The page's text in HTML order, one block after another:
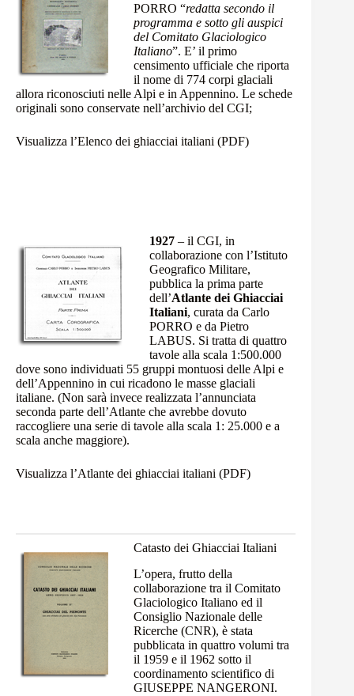
PORRO “redatta secondo il
programma e sotto gli auspici
del Comitato Glaciologico
Italiano”. E’ il primo
censimento ufficiale che riporta
il nome di 774 corpi glaciali
allora riconosciuti nelle Alpi e in Appennino. Le schede
originali sono conservate nell’archivio del CGI;
Visualizza l’Elenco dei ghiacciai italiani (PDF)
1927 – il CGI, in
collaborazione con l’Istituto
Geografico Militare,
pubblica la prima parte
dell’Atlante dei Ghiacciai
Italiani, curata da Carlo
PORRO e da Pietro
LABUS. Si tratta di quattro
tavole alla scala 1:500.000
dove sono individuati 55 gruppi montuosi delle Alpi e
dell’Appennino in cui ricadono le masse glaciali
italiane. (Non sarà invece realizzata l’annunciata
seconda parte dell’Atlante che avrebbe dovuto
raccogliere una serie di tavole alla scala 1: 25.000 e a
scala anche maggiore).
Visualizza l’Atlante dei ghiacciai italiani (PDF)
Catasto dei Ghiacciai Italiani
L’opera, frutto della
collaborazione tra il Comitato
Glaciologico Italiano ed il
Consiglio Nazionale delle
Ricerche (CNR), è stata
pubblicata in quattro volumi tra
il 1959 e il 1962 sotto il
coordinamento scientifico di
GIUSEPPE NANGERONI.